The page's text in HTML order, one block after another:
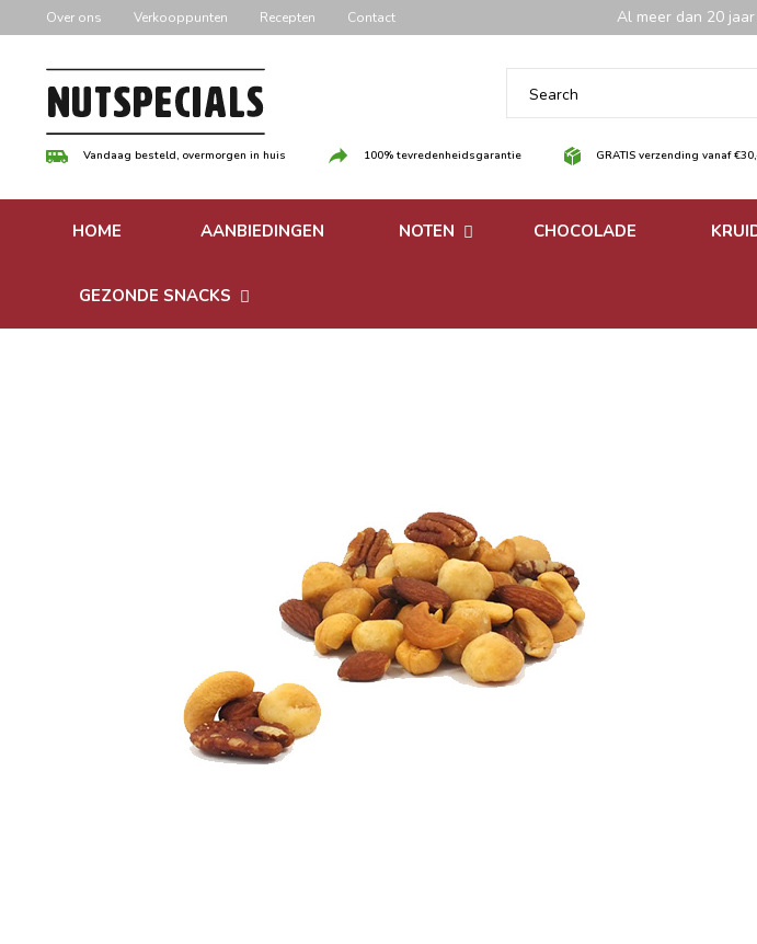
naar
inhoud
Over ons Verkooppunten Recepten Contact Al meer dan 20
Vandaag besteld, overmorgen in huis 100% tevredenheidsgarantie GRATIS verzending vanaf
HOME AANBIEDINGEN NOTEN
Ongebrande noten
CHOCOLADE
GEZONDE SNACKS